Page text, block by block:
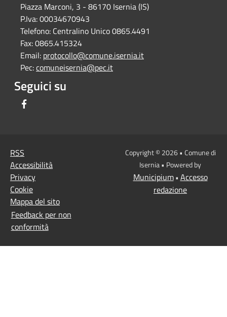
Piazza Marconi, 3 - 86170 Isernia (IS)
P.Iva:00034670943
Telefono: Centralino Unico 0865.4491
Fax:0865.415324
Email: protocollo@comune.isernia.it
Pec:comuneisernia@pec.it
Seguici su
RSS
Accessibilità
Privacy
Cookie
Mappa del sito
Feedback per non
conformità
Copyright © 2026 • Comune di
Isernia • Powered by
Municipium• Accesso
redazione